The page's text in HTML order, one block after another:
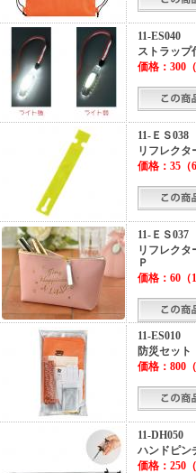
11-ES040
ストラップ
価格： 300
11-ＥＳ038
リフレクタ
価格： 35
11-ＥＳ037
リフレクタ
Ｐ
価格： 60
11-ES010
防災セット
価格： 800
11-DH050
ハンドピン
価格： 250